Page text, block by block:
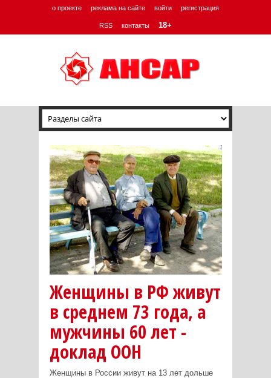
о проекте реклама на сайте войти регистрация
RSS контакты 18+
Женщины в РФ живут
в среднем 73 года, а
мужчины 60 лет -
доклад ООН
Женщины в России живут на 13 лет дольше